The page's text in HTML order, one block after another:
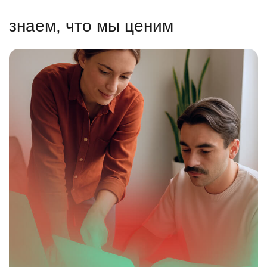
знаем, что мы ценим